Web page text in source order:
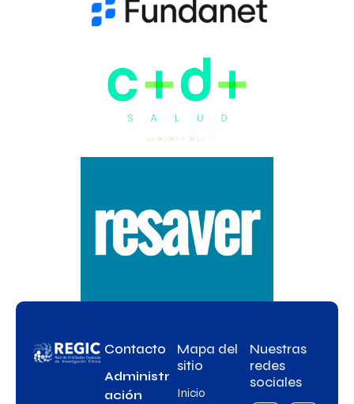
Contacto
Administr
ación
Mapa del
sitio
Inicio
Nuestras
redes
sociales